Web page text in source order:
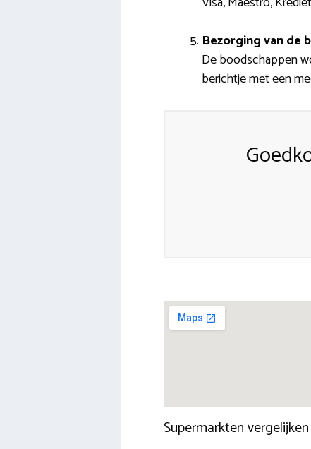
Bezorging van de
De boodschappen
berichtje met een
Supermarkten